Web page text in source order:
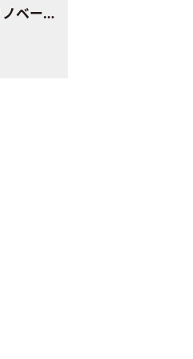
店舗・オフィスのリノベーション個別セミナー